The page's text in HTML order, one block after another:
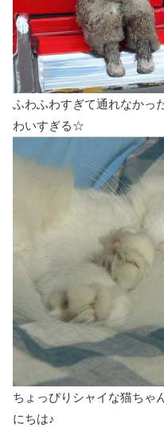
ふわふわすぎて通れなかっ
わいすぎる☆
ちょっぴりシャイな猫ちゃ
にちは♪